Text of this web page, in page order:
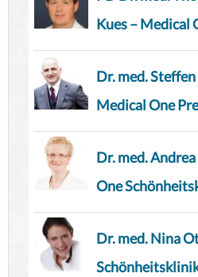
Kues – Medical
Dr. med.
Medical One
Dr. med.
One
Dr. med. Nina